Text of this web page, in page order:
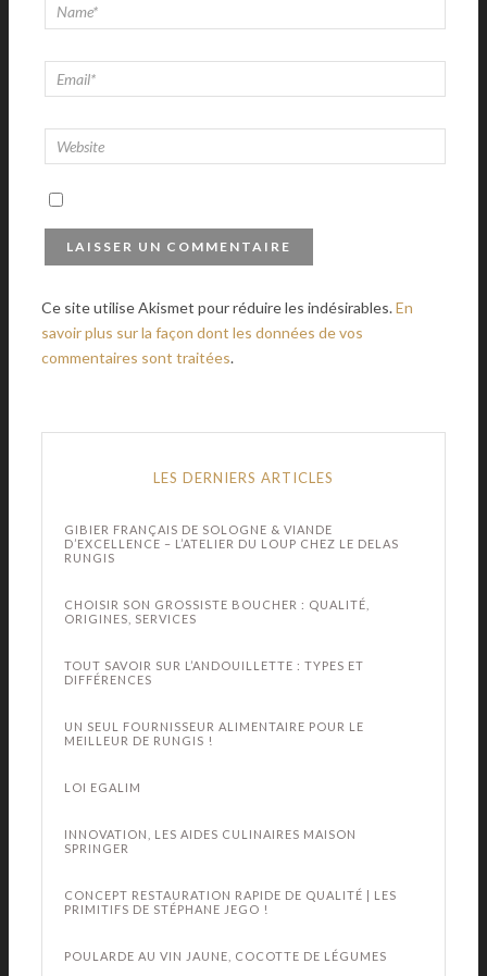
Ce site utilise Akismet pour réduire les indésirables.En
savoir plus sur la façon dont les données de vos
commentaires sont traitées.
LES DERNIERS ARTICLES
GIBIER FRANÇAIS DE SOLOGNE & VIANDE
D’EXCELLENCE – L’ATELIER DU LOUP CHEZ LE DELAS
RUNGIS
CHOISIR SON GROSSISTE BOUCHER : QUALITÉ,
ORIGINES, SERVICES
TOUT SAVOIR SUR L’ANDOUILLETTE : TYPES ET
DIFFÉRENCES
UN SEUL FOURNISSEUR ALIMENTAIRE POUR LE
MEILLEUR DE RUNGIS !
LOI EGALIM
INNOVATION, LES AIDES CULINAIRES MAISON
SPRINGER
CONCEPT RESTAURATION RAPIDE DE QUALITÉ | LES
PRIMITIFS DE STÉPHANE JEGO !
POULARDE AU VIN JAUNE, COCOTTE DE LÉGUMES